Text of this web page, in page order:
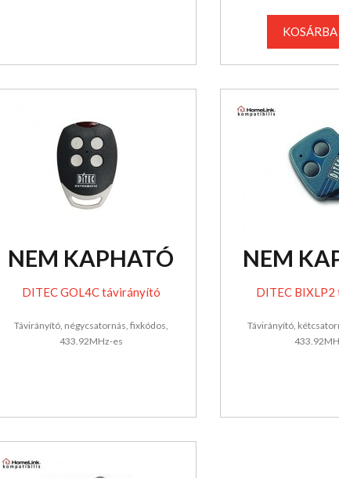
NEM KAPHATÓ
DITEC GOL4C távirányító
Távirányító, négycsatornás, fixkódos,
433.92MHz-es
NEM
DITEC
Távirányító,